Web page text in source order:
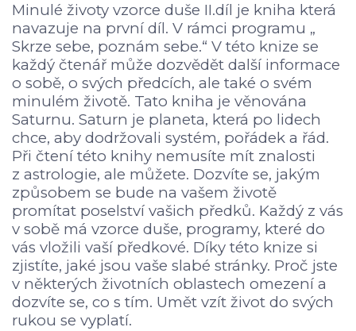
Minulé životy vzorce duše II.díl je kniha která
navazuje na první díl. V rámci programu „
Skrze sebe, poznám sebe.“ V této knize se
každý čtenář může dozvědět další informace
o sobě, o svých předcích, ale také o svém
minulém životě. Tato kniha je věnována
Saturnu. Saturn je planeta, která po lidech
chce, aby dodržovali systém, pořádek a řád.
Při čtení této knihy nemusíte mít znalosti
z astrologie, ale můžete. Dozvíte se, jakým
způsobem se bude na vašem životě
promítat poselství vašich předků. Každý z vás
v sobě má vzorce duše, programy, které do
vás vložili vaší předkové. Díky této knize si
zjistíte, jaké jsou vaše slabé stránky. Proč jste
v některých životních oblastech omezení a
dozvíte se, co s tím. Umět vzít život do svých
rukou se vyplatí.